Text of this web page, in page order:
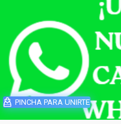
PINCHA PARA UNIRTE